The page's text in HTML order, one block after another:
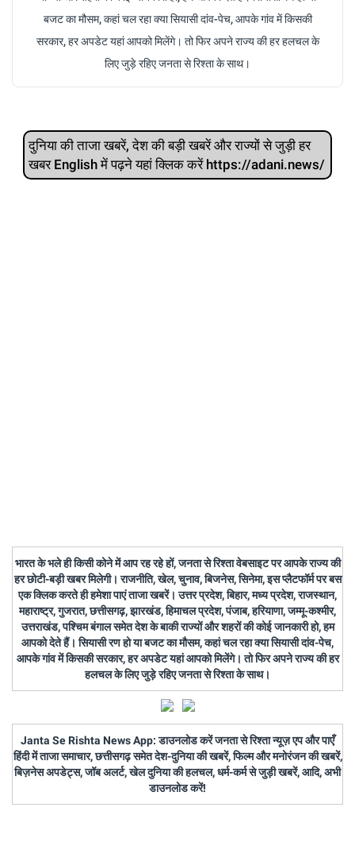
बजट का मौसम, कहां चल रहा क्या सियासी दांव-पेच, आपके गांव में किसकी
सरकार, हर अपडेट यहां आपको मिलेंगे। तो फिर अपने राज्य की हर हलचल के
लिए जुड़े रहिए जनता से रिश्ता के साथ।
दुनिया की ताजा खबरें, देश की बड़ी खबरें और राज्‍यों से जुड़ी हर
खबर English में पढ़ने यहां क्लिक करें https://adani.news/
भारत के भले ही किसी कोने में आप रह रहे हों, जनता से रिश्ता वेबसाइट पर आपके राज्य की
हर छोटी-बड़ी खबर मिलेगी। राजनीति, खेल, चुनाव, बिजनेस, सिनेमा, इस प्लैटफॉर्म पर बस
एक क्लिक करते ही हमेशा पाएं ताजा खबरें। उत्तर प्रदेश, बिहार, मध्य प्रदेश, राजस्थान,
महाराष्ट्र, गुजरात, छत्तीसगढ़, झारखंड, हिमाचल प्रदेश, पंजाब, हरियाणा, जम्मू-कश्मीर,
उत्तराखंड, पश्चिम बंगाल समेत देश के बाकी राज्यों और शहरों की कोई जानकारी हो, हम
आपको देते हैं। सियासी रण हो या बजट का मौसम, कहां चल रहा क्या सियासी दांव-पेच,
आपके गांव में किसकी सरकार, हर अपडेट यहां आपको मिलेंगे। तो फिर अपने राज्य की हर
हलचल के लिए जुड़े रहिए जनता से रिश्ता के साथ।
Janta Se Rishta News App: डाउनलोड करें जनता से रिश्ता न्यूज़ एप और पाएँ
हिंदी में ताजा समाचार, छत्तीसगढ़ समेत देश-दुनिया की खबरें, फिल्म और मनोरंजन की खबरें,
बिज़नेस अपडेट्स, जॉब अलर्ट, खेल दुनिया की हलचल, धर्म-कर्म से जुड़ी खबरें, आदि, अभी
डाउनलोड करें!